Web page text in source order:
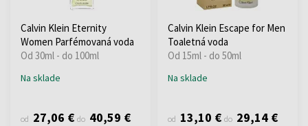
Calvin Klein Eternity
Women Parfémovaná voda
Od 30ml - do 100ml
Na sklade
od 27,06 € do 40,59 €
Calvin Klein Escape for Men
Toaletná voda
Od 15ml - do 50ml
Na sklade
od 13,10 € do 29,14 €